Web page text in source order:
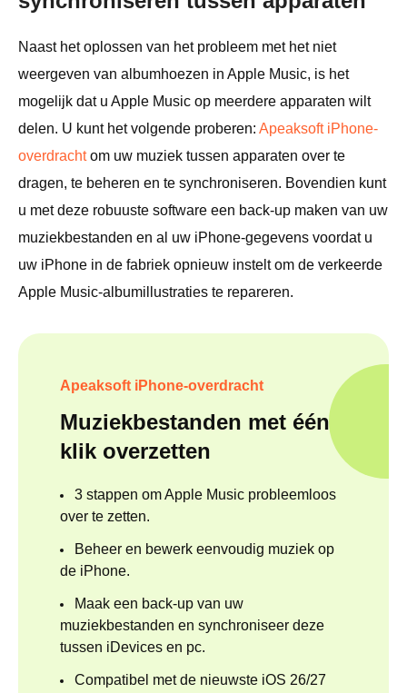
Naast het oplossen van het probleem met het niet
weergeven van albumhoezen in Apple Music, is het
mogelijk dat u Apple Music op meerdere apparaten wilt
delen. U kunt het volgende proberen: Apeaksoft iPhone-
overdrachtom uw muziek tussen apparaten over te
dragen, te beheren en te synchroniseren. Bovendien kunt
u met deze robuuste software een back-up maken van uw
muziekbestanden en al uw iPhone-gegevens voordat u
uw iPhone in de fabriek opnieuw instelt om de verkeerde
Apple Music-albumillustraties te repareren.
Apeaksoft iPhone-overdracht
Muziekbestanden met één
klik overzetten
3 stappen om Apple Music probleemloos
over te zetten.
Beheer en bewerk eenvoudig muziek op
de iPhone.
Maak een back-up van uw
muziekbestanden en synchroniseer deze
tussen iDevices en pc.
Compatibel met de nieuwste iOS 26/27